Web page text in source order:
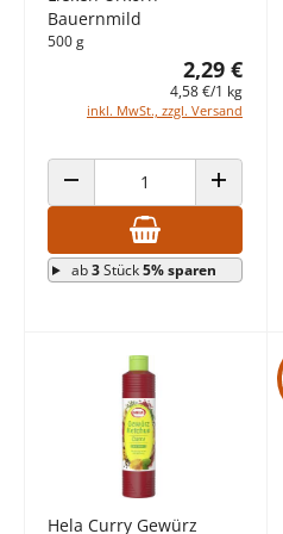
Bauernmild
500 g
2,29 €
4,58 €/1 kg
inkl. MwSt., zzgl. Versand
ANZAHL VERRINGERN ANZAHL
ab3Stück5% sparen
Hela Curry Gewürz